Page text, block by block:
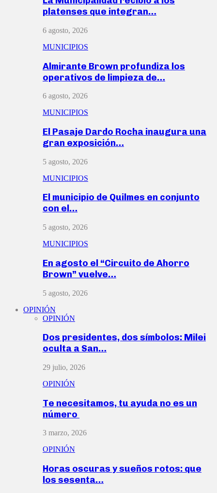
platenses que integran…
6 agosto, 2026
MUNICIPIOS
Almirante Brown profundiza los
operativos de limpieza de…
6 agosto, 2026
MUNICIPIOS
El Pasaje Dardo Rocha inaugura una
gran exposición…
5 agosto, 2026
MUNICIPIOS
El municipio de Quilmes en conjunto
con el…
5 agosto, 2026
MUNICIPIOS
En agosto el “Circuito de Ahorro
Brown” vuelve…
5 agosto, 2026
OPINIÓN
OPINIÓN
Dos presidentes, dos símbolos: Milei
oculta a San…
29 julio, 2026
OPINIÓN
Te necesitamos, tu ayuda no es un
número
3 marzo, 2026
OPINIÓN
Horas oscuras y sueños rotos: que
los sesenta…